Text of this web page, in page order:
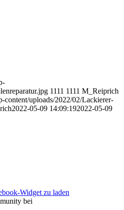
1111 1111 M_Reiprich
content/uploads/2022/02/Lackierer-
2022-05-09 14:09:192022-05-09
Widget zu laden
bei